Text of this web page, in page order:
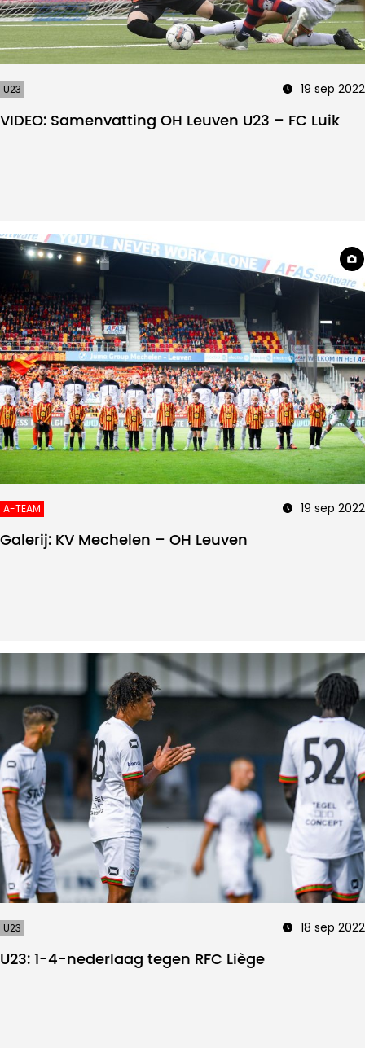
U23 19 sep 2022
VIDEO: Samenvatting OH Leuven U23 – FC Luik
A-TEAM 19 sep 2022
Galerij: KV Mechelen – OH Leuven
U23 18 sep 2022
U23: 1-4-nederlaag tegen RFC Liège